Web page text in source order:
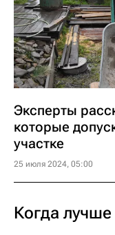
Эксперты
которые
участке
25 июля 2024, 05:00
Когда